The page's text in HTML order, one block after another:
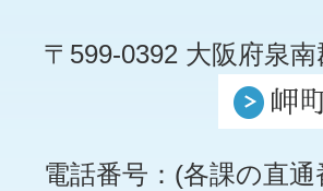
〒599-0392 大阪府泉
電話番号：(各課の直通